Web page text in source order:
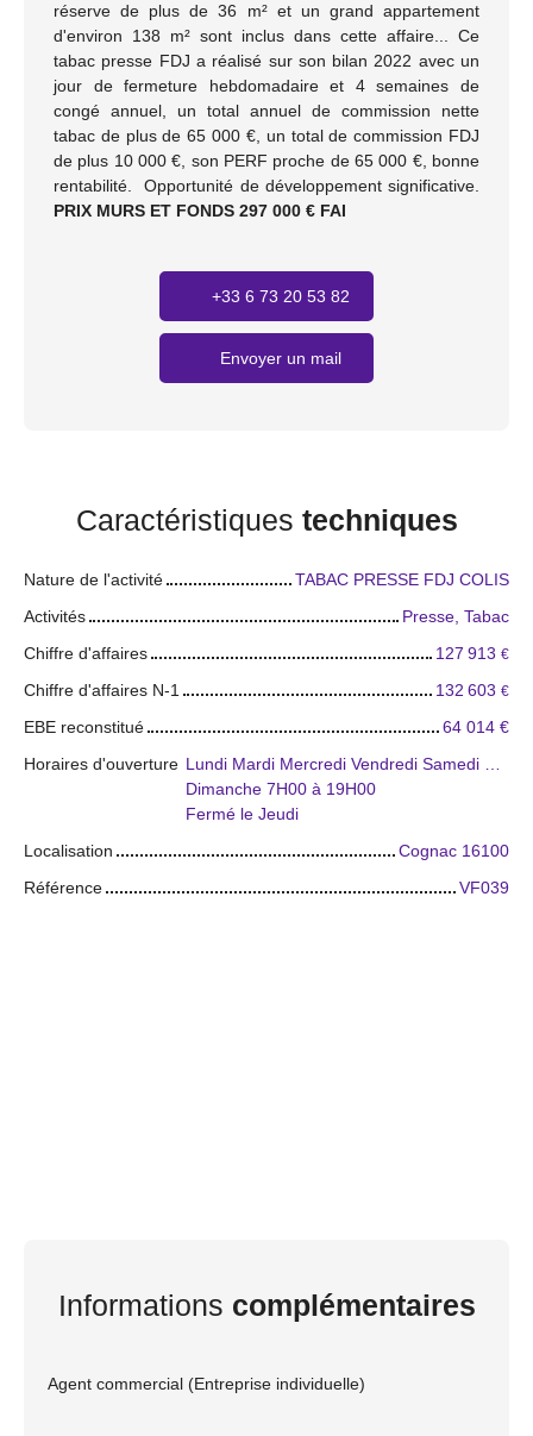
réserve de plus de 36 m² et un grand appartement
d'environ 138 m² sont inclus dans cette affaire... Ce
tabac presse FDJ a réalisé sur son bilan 2022 avec un
jour de fermeture hebdomadaire et 4 semaines de
congé annuel, un total annuel de commission nette
tabac de plus de 65 000 €, un total de commission FDJ
de plus 10 000 €, son PERF proche de 65 000 €, bonne
rentabilité. Opportunité de développement significative.
PRIX MURS ET FONDS 297 000 € FAI
+33 6 73 20 53 82
Envoyer un mail
Caractéristiques techniques
Nature de l'activité
TABAC PRESSE FDJ COLIS
Activités
Presse, Tabac
Chiffre d'affaires
127 913 €
Chiffre d'affaires N-1 132 603 €
EBE reconstitué 64 014 €
Horaires d'ouverture
Dimanche 7H00 à 19H00
Fermé le Jeudi
Localisation
Cognac 16100
Référence
VF039
Informations complémentaires
Agent commercial (Entreprise individuelle)